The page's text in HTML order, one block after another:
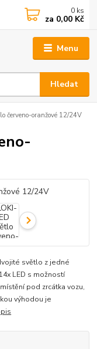
Menu
Hledat
0 ks
za 0,00 Kč
červeno-oranžové 12/24V
světlo z jedné
LED s možností
pod zrcátka vozu,
výhodou je